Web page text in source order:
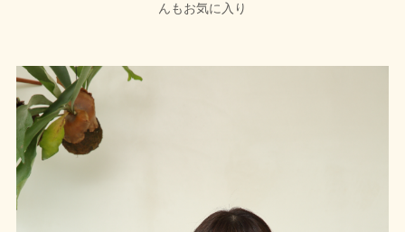
んもお気に入り